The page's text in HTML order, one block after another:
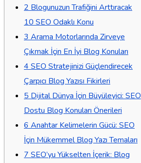
2 Blogunuzun Trafiğini Arttıracak
10 SEO Odaklı Konu
3 Arama Motorlarında Zirveye
Çıkmak İçin En İyi Blog Konuları
4 SEO Stratejinizi Güçlendirecek
Çarpıcı Blog Yazısı Fikirleri
5 Dijital Dünya İçin Büyüleyici: SEO
Dostu Blog Konuları Önerileri
6 Anahtar Kelimelerin Gücü: SEO
İçin Mükemmel Blog Yazı Temaları
7 SEO’yu Yükselten İçerik: Blog